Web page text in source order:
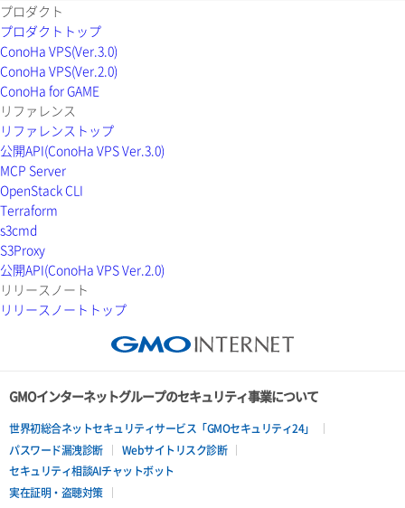
メンバー削除
メンバー更新
メンバー詳細取得
メンバー追加
リスナー一覧取得
リスナー作成
リスナー削除
リスナー更新
リスナー詳細取得
ロードバランサー一覧取得
ロードバランサー削除
ロードバランサー更新
オブジェクト詳細取得
コンテナ一覧取得
コンテナ作成
コンテナ削除
コンテナ詳細取得
ラージオブジェクトアップロード(DLO)
ラージオブジェクトアップロード(SLO)
一時的Web公開
レコード詳細取得
プロダクト
プロダクトトップ
ConoHa VPS(Ver.3.0)
ConoHa VPS(Ver.2.0)
ConoHa for GAME
リファレンス
リファレンストップ
公開API(ConoHa VPS Ver.3.0)
MCP Server
OpenStack CLI
Terraform
s3cmd
S3Proxy
公開API(ConoHa VPS Ver.2.0)
リリースノート
リリースノートトップ
GMOインターネットグループのセキュリティ事業について
世界初総合ネットセキュリティサービス「GMOセキュリティ24」
パスワード漏洩診断
Webサイトリスク診断
セキュリティ相談AIチャットボット
実在証明・盗聴対策